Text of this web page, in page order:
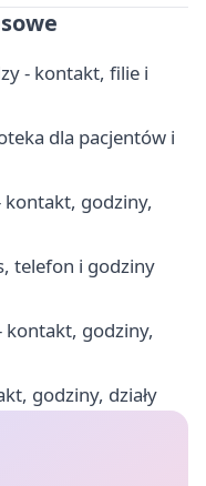
- kontakt, filie i
dla pacjentów i
godziny,
telefon i godziny
kontakt, godziny,
godziny, działy